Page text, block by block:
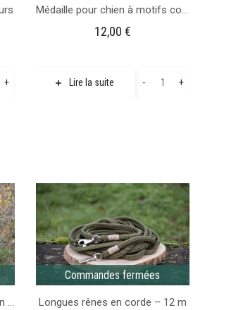
+
12,00 €
Lire la suite -
quantité
motifs
coeurs
+
Licols Sorciers, Maison du Lion – Gamme Fairy Tale
Commandes fermées
Longues rênes en corde – 12 m